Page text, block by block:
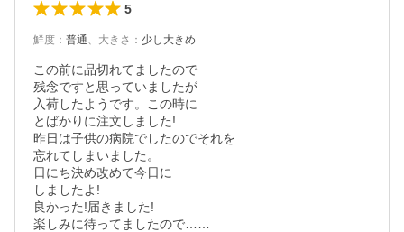
5
鮮度 ： 普通、 大きさ ： 少し大きめ
この前に品切れてましたので
残念ですと思っていましたが
入荷したようです。この時に
とばかりに注文しました!
昨日は子供の病院でしたのでそれを
忘れてしまいました。
日にち決め改めて今日に
しましたよ!
良かった!届きました!
楽しみに待ってましたので……